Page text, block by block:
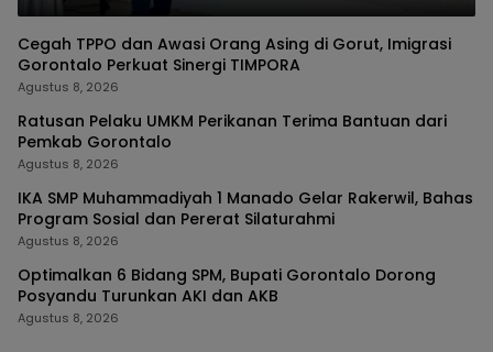
Cegah TPPO dan Awasi Orang Asing di Gorut, Imigrasi
Gorontalo Perkuat Sinergi TIMPORA
Agustus 8, 2026
Ratusan Pelaku UMKM Perikanan Terima Bantuan dari
Pemkab Gorontalo
Agustus 8, 2026
IKA SMP Muhammadiyah 1 Manado Gelar Rakerwil, Bahas
Program Sosial dan Pererat Silaturahmi
Agustus 8, 2026
Optimalkan 6 Bidang SPM, Bupati Gorontalo Dorong
Posyandu Turunkan AKI dan AKB
Agustus 8, 2026